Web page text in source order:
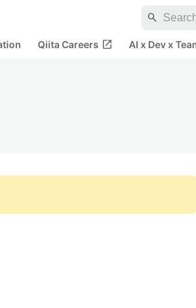
search
Qiita Careers open_in_new AI x Dev x